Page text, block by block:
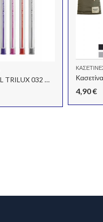
ΣΤΥΛΟ FABER CASTELL TRILUX 032 MEDIUM
4,90€